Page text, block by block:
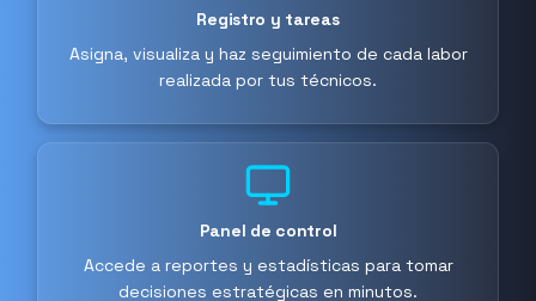
Registro y tareas
Asigna, visualiza y haz seguimiento de cada labor
realizada por tus técnicos.
Panel de control
Accede a reportes y estadísticas para tomar
decisiones estratégicas en minutos.